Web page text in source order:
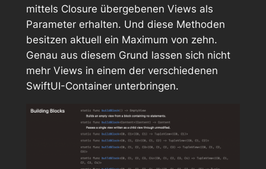
mittels Closure übergebenen Views als
Parameter erhalten. Und diese Methoden
besitzen aktuell ein Maximum von zehn.
Genau aus diesem Grund lassen sich nicht
mehr Views in einem der verschiedenen
SwiftUI-Container unterbringen.